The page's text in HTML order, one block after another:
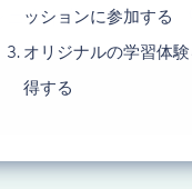
ッションに参加する
オリジナルの学習体
得する